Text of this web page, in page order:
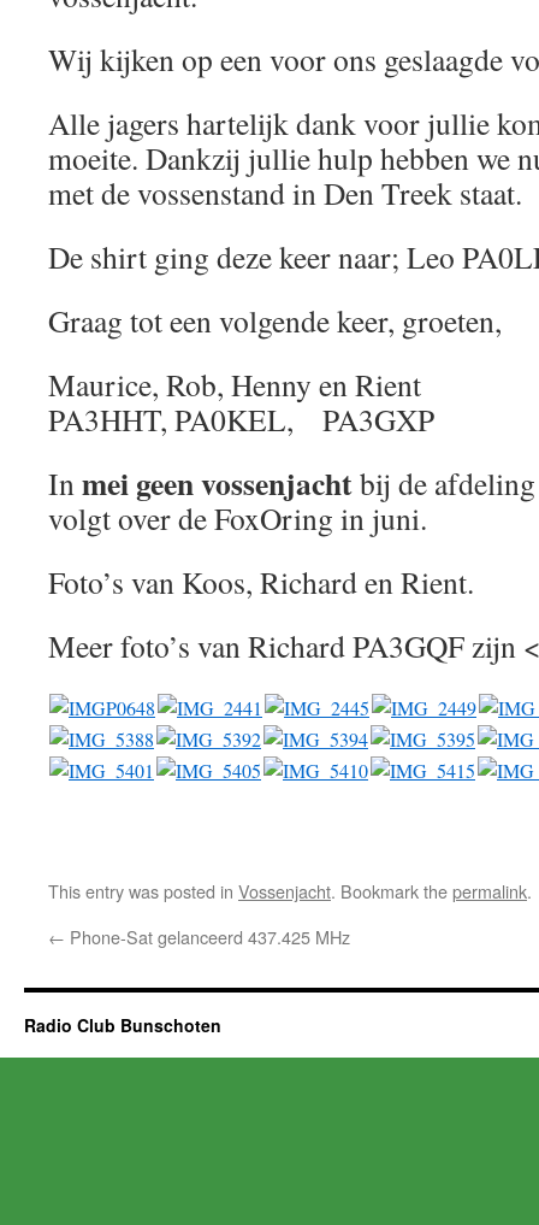
Wij kijken op een voor ons geslaagde
Alle jagers hartelijk dank voor jullie
moeite. Dankzij jullie hulp hebben we
met de vossenstand in Den Treek staat.
De shirt ging deze keer naar; Leo
Graag tot een volgende keer, groeten,
Maurice, Rob, Henny en Rient
PA3HHT, PA0KEL, PA3GXP
Inmei geen vossenjachtbij de
volgt over de FoxOring in juni.
Foto’s van Koos, Richard en Rient.
Meer foto’s van Richard PA3GQF zijn <
This entry was posted in Vossenjacht. Bookmark thepermalink.
← Phone-Sat gelanceerd 437.425 MHz
Radio Club Bunschoten